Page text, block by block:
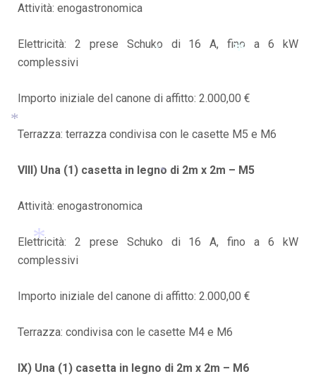
Attività: enogastronomica
Elettricità: 2 prese Schuko di 16 A, fino a 6 kW
complessivi
Importo iniziale del canone di affitto: 2.000,00 €
Terrazza: terrazza condivisa con le casette M5 e M6
VIII) Una (1) casetta in legno di 2m x 2m – M5
Attività: enogastronomica
Elettricità: 2 prese Schuko di 16 A, fino a 6 kW
complessivi
Importo iniziale del canone di affitto: 2.000,00 €
Terrazza: condivisa con le casette M4 e M6
IX) Una (1) casetta in legno di 2m x 2m – M6
*
*